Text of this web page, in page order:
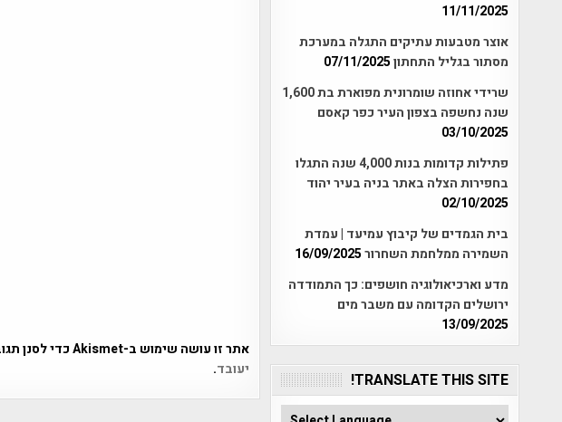
אתר זו עושה שימוש ב-Akismet כדי לסנן תגובות זבל.
יעובד.
11/11/2025
אוצר מטבעות עתיקים התגלה במערכת
מסתור בגליל התחתון07/11/2025
שרידי אחוזה שומרונית מפוארת בת 1,600
שנה נחשפה בצפון העיר כפר קאסם
03/10/2025
פתילות קדומות בנות 4,000 שנה התגלו
בחפירות הצלה באתר בניה בעיר יהוד
02/10/2025
בית הגמדים של קיבוץ עמיעד | עמדת
השמירה ממלחמת השחרור16/09/2025
מדע וארכיאולוגיה חושפים: כך התמודדה
ירושלים הקדומה עם משבר מים
13/09/2025
TRANSLATE THIS SITE!